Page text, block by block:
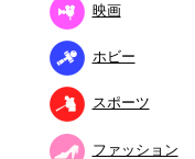
映画
ホビー
スポーツ
ファッション